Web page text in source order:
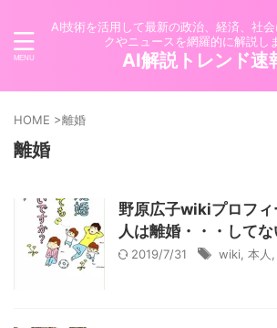
AI技術を活用して最新の政治、経済、社
クやニュースを網羅的に解説し
AI解説トレンド速
HOME >離婚
離婚
野原広子wikiプロフィ
人は離婚・・・してな
2019/7/31 wiki 本人